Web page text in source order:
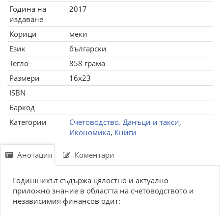
Година на
издаване
2017
Корици
меки
Език
български
Тегло
858 грама
Размери
16x23
ISBN
Баркод
Категории
Счетоводство. Данъци и такси,
Икономика, Книги
Анотация Коментари
Годишникът съдържа цялостно и актуално
приложно знание в областта на счетоводството и
независимия финансов одит: